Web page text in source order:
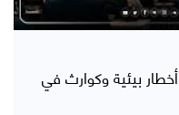
بيئية وكوارث في